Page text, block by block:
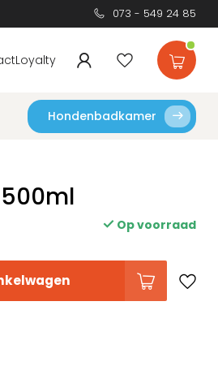
073 - 549 24 85
Loyalty
Hondenbadkamer
Op voorraad